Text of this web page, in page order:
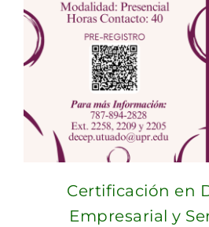
Certificación en
Empresarial y